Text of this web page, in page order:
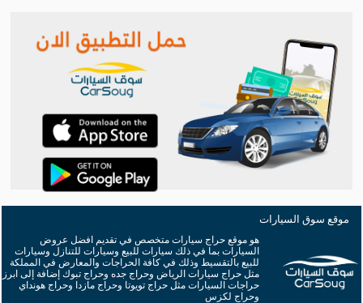
موقع سوق السيارات
هو موقع حراج سيارات متخصص في تقديم افضل عروض
السيارات بما في ذلك سيارات للبيع وسيارات للتنازل وسيارات
للبيع بالتقسيط وذلك في كافة الحراجات والمعارض في المملكة
مثل حراج سيارات الرياض وحراج جده وحراج تبوك إضافة إلى ابرز
حراجات السيارات مثل حراج تويوتا وحراج مازدا وحراج هونداي
وحراج لكزس